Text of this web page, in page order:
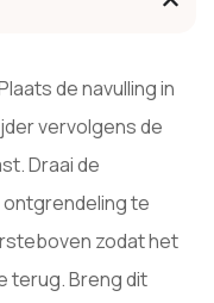
de navulling in
vervolgens de
Draai de
te
zodat het
terug. Breng dit